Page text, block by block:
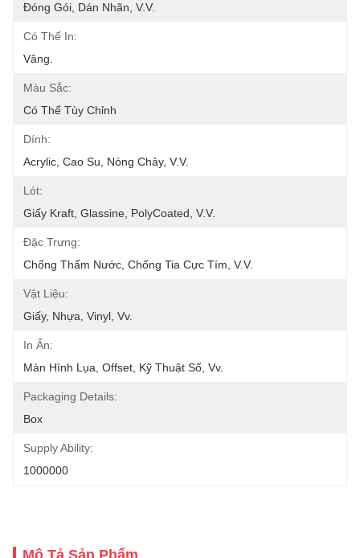
Đóng Gói, Dán Nhãn, V.v.
Có Thể In:
Vâng.
Màu Sắc:
Có Thể Tùy Chỉnh
Dính:
Acrylic, Cao Su, Nóng Chảy, V.v.
Lót:
Giấy Kraft, Glassine, PolyCoated, V.v.
Đặc Trưng:
Chống Thấm Nước, Chống Tia Cực Tím, V.v.
Vật Liệu:
Giấy, Nhựa, Vinyl, Vv.
In Ấn:
Màn Hình Lụa, Offset, Kỹ Thuật Số, Vv.
Packaging Details:
Box
Supply Ability:
1000000
Mô Tả Sản Phẩm